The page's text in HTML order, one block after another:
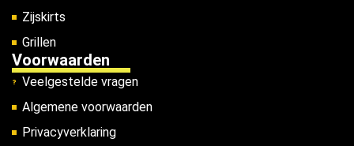
Zijskirts
Grillen
Voorwaarden
Veelgestelde vragen
Algemene voorwaarden
Privacyverklaring